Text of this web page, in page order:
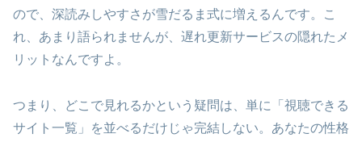
ので、深読みしやすさが雪だるま式に増えるんです。こ
れ、あまり語られませんが、遅れ更新サービスの隠れたメ
リットなんですよ。
つまり、どこで見れるかという疑問は、単に「視聴できる
サイト一覧」を並べるだけじゃ完結しない。あなたの性格